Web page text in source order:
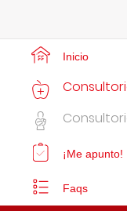
Inicio
¡Me apunto!
Faqs